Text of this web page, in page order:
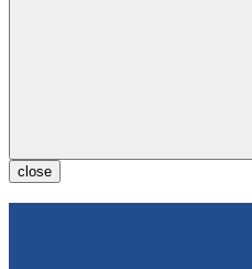
close